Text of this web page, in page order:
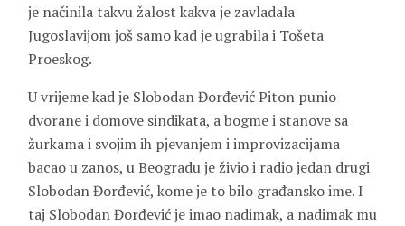
je načinila takvu žalost kakva je zavladala
Jugoslavijom još samo kad je ugrabila i Tošeta
Proeskog.
U vrijeme kad je Slobodan Đorđević Piton punio
dvorane i domove sindikata, a bogme i stanove sa
žurkama i svojim ih pjevanjem i improvizacijama
bacao u zanos, u Beogradu je živio i radio jedan drugi
Slobodan Đorđević, kome je to bilo građansko ime. I
taj Slobodan Đorđević je imao nadimak, a nadimak mu